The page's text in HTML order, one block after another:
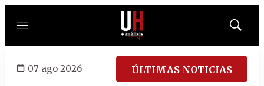
Menú
Mostrar
07 ago 2026 ÚLTIMAS NOTICIAS